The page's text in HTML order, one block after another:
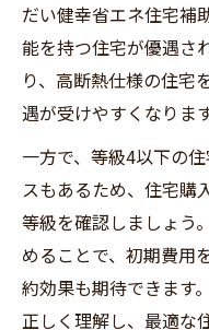
だい健幸省エネ住宅補
能を持つ住宅が優遇さ
り、高断熱仕様の住宅
遇が受けやすくなります
一方で、等級4以下の
スもあるため、住宅購
等級を確認しましょう
めることで、初期費用
約効果も期待できます
正しく理解し、最適な